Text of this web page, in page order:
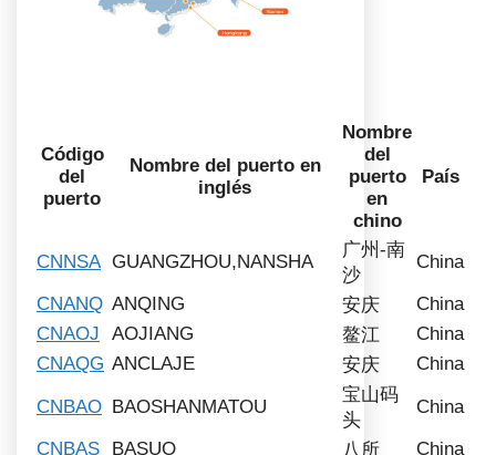
Código
del
puerto
Nombre del puerto en
inglés
Nombre
del
puerto
en
chino
País
CNNSA GUANGZHOU,NANSHA
广州-南
沙
China
CNANQ ANQING 安庆
China
CNAOJ
AOJIANG 鳌江
China
CNAQG ANCLAJE 安庆 China
CNBAO BAOSHANMATOU
宝山码
头
China
CNBAS
BASUO 八所 China